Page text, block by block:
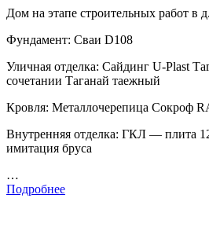
Дом на этапе строительных работ в
Фундамент: Сваи D108
Уличная отделка: Сайдинг U-Plast
сочетании Таганай таежный
Кровля: Металлочерепица Сокроф
Внутренняя отделка: ГКЛ — плита
имитация бруса
…
Подробнее